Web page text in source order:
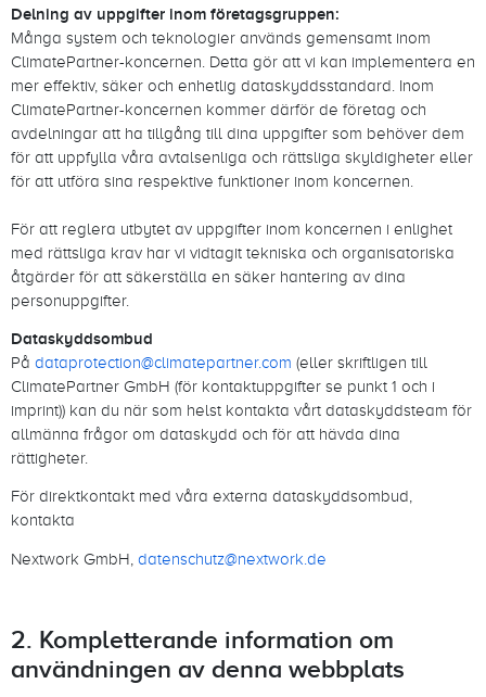
Delning av uppgifter inom företagsgruppen:
Många system och teknologier används gemensamt inom
ClimatePartner-koncernen. Detta gör att vi kan implementera en
mer effektiv, säker och enhetlig dataskyddsstandard. Inom
ClimatePartner-koncernen kommer därför de företag och
avdelningar att ha tillgång till dina uppgifter som behöver dem
för att uppfylla våra avtalsenliga och rättsliga skyldigheter eller
för att utföra sina respektive funktioner inom koncernen.
För att reglera utbytet av uppgifter inom koncernen i enlighet
med rättsliga krav har vi vidtagit tekniska och organisatoriska
åtgärder för att säkerställa en säker hantering av dina
personuppgifter.
Dataskyddsombud
På dataprotection@climatepartner.com (eller skriftligen till
ClimatePartner GmbH (för kontaktuppgifter se punkt 1 och i
imprint)) kan du när som helst kontakta vårt dataskyddsteam för
allmänna frågor om dataskydd och för att hävda dina
rättigheter.
För direktkontakt med våra externa dataskyddsombud,
kontakta
Nextwork GmbH,datenschutz@nextwork.de
2. Kompletterande information om
användningen av denna webbplats